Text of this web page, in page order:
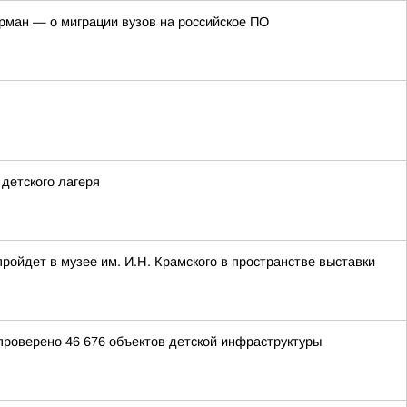
— о миграции вузов на российское ПО
лагеря
в музее им. И.Н. Крамского в пространстве выставки
46 676 объектов детской инфраструктуры